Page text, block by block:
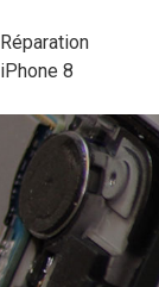
Réparation
iPhone 8